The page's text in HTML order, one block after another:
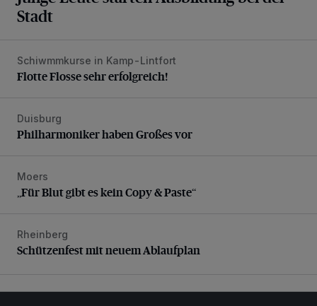
Stadt
Flotte Flosse sehr erfolgreich!
Schiwmmkurse in Kamp-Lintfort
Flotte Flosse sehr erfolgreich!
Philharmoniker haben Großes vor
Duisburg
Philharmoniker haben Großes vor
„Für Blut gibt es kein Copy & Paste“
Moers
„Für Blut gibt es kein Copy & Paste“
Schützenfest mit neuem Ablaufplan
Rheinberg
Schützenfest mit neuem Ablaufplan